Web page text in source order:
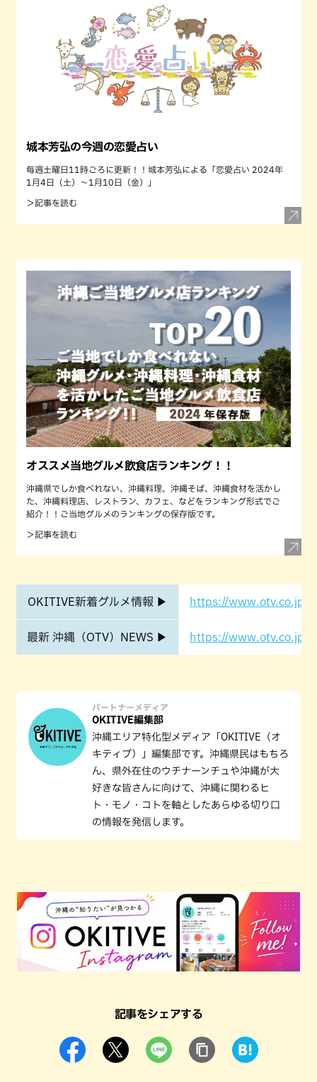
城本芳弘の今週の恋愛占い
毎週土曜日11時ごろに更新！！城本芳弘による「恋愛占い 2024年
1月4日（土）～1月10日（金）」
＞記事を読む
オススメ当地グルメ飲食店ランキング！！
沖縄県でしか食べれない、沖縄料理、沖縄そば、沖縄食材を活かし
た、沖縄料理店、レストラン、カフェ、などをランキング形式でご
紹介！！ご当地グルメのランキングの保存版です。
＞記事を読む
OKITIVE新着グルメ情報 ▶ https://www.otv.co.jp/
最新 沖縄（OTV）NEWS ▶ https://www.otv.co.jp/
パートナーメディア
OKITIVE編集部
沖縄エリア特化型メディア「OKITIVE（オ
キティブ）」編集部です。沖縄県民はもちろ
ん、県外在住のウチナーンチュや沖縄が大
好きな皆さんに向けて、沖縄に関わるヒ
ト・モノ・コトを軸としたあらゆる切り口
の情報を発信します。
記事をシェアする